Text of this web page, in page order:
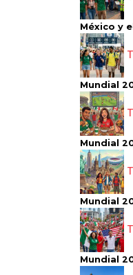
México y
Mundial
Mundial
Mundial
Mundial